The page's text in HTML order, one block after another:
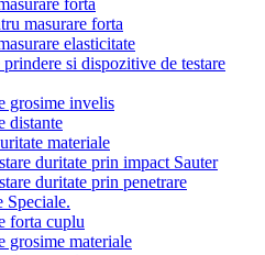
masurare forta
elasticitate
si dispozitive de testare
grosime invelis
distante
materiale
duritate prin impact Sauter
duritate prin penetrare
Speciale.
forta cuplu
grosime materiale